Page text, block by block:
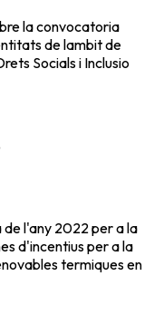
la convocatoria
de lambit de
Socials i Inclusio
l'any 2022 per a la
d'incentius per a la
termiques en